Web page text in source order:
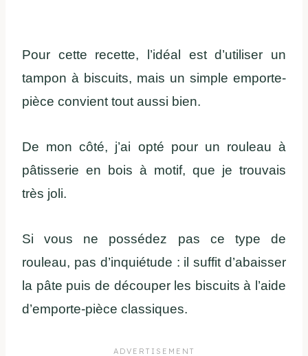
Pour cette recette, l’idéal est d’utiliser un
tampon à biscuits, mais un simple emporte-
pièce convient tout aussi bien.
De mon côté, j’ai opté pour un rouleau à
pâtisserie en bois à motif, que je trouvais
très joli.
Si vous ne possédez pas ce type de
rouleau, pas d’inquiétude : il suffit d’abaisser
la pâte puis de découper les biscuits à l’aide
d’emporte-pièce classiques.